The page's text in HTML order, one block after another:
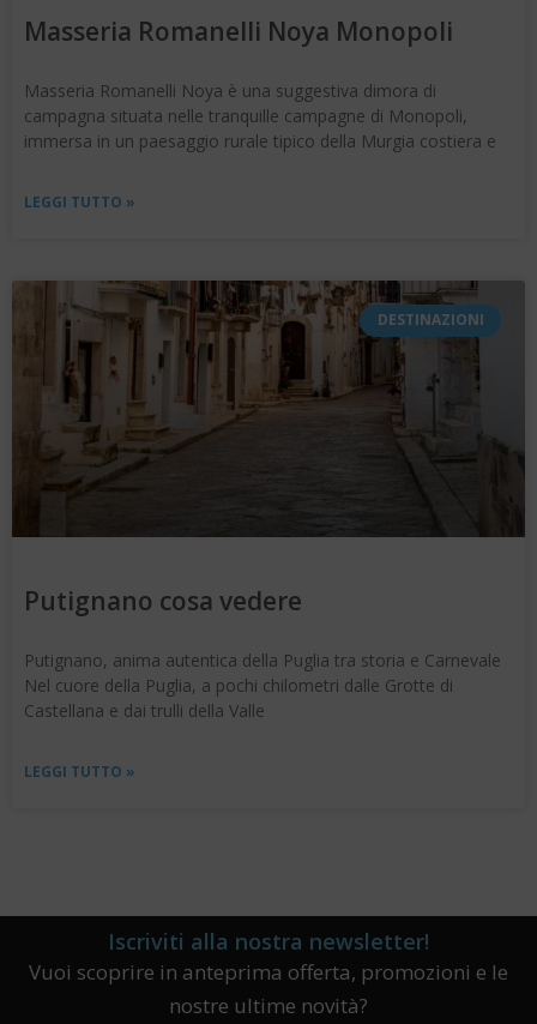
Masseria Romanelli Noya Monopoli
Masseria Romanelli Noya è una suggestiva dimora di
campagna situata nelle tranquille campagne di Monopoli,
immersa in un paesaggio rurale tipico della Murgia costiera e
LEGGI TUTTO »
DESTINAZIONI
Putignano cosa vedere
Putignano, anima autentica della Puglia tra storia e Carnevale
Nel cuore della Puglia, a pochi chilometri dalle Grotte di
Castellana e dai trulli della Valle
LEGGI TUTTO »
Iscriviti alla nostra newsletter!
Vuoi scoprire in anteprima offerta, promozioni e le
nostre ultime novità?